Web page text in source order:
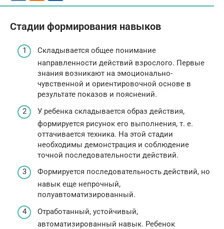
Стадии формирования навыков
Складывается общее понимание
направленности действий взрослого. Первые
знания возникают на эмоционально-
чувственной и ориентировочной основе в
результате показов и пояснений.
У ребенка складывается образ действия,
формируется рисунок его выполнения, т. е.
оттачивается техника. На этой стадии
необходимы демонстрация и соблюдение
точной последовательности действий.
Формируется последовательность действий, но
навык еще непрочный,
полуавтоматизированный.
Отработанный, устойчивый,
автоматизированный навык. Ребенок